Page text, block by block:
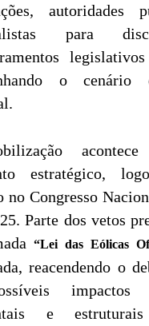
autoridades
para
o cenário
estratégico,
no Congresso
Parte dos vetos
“Lei das Eólicas
reacendendo o
impactos
e